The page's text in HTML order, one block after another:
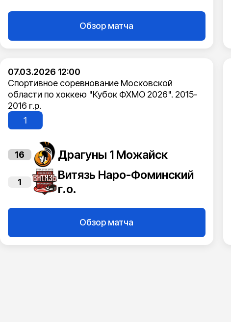
Обзор матча
07.03.2026 12:00
Спортивное соревнование Московской
области по хоккею "Кубок ФХМО 2026". 2015-
2016 г.р.
1
16 Драгуны 1 Можайск
1
Витязь Наро-Фоминский
г.о.
Обзор матча